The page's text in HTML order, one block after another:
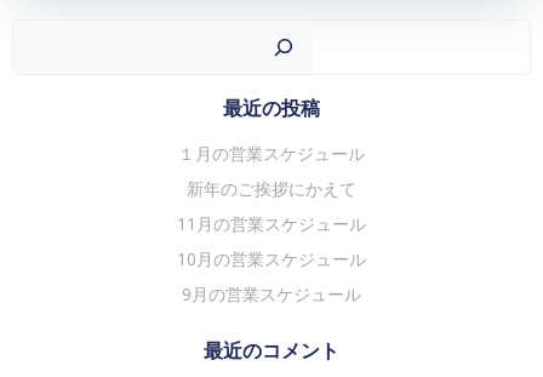
ゲ
シ
ョ
ン
最近の投稿
１月の営業スケジュール
新年のご挨拶にかえて
11月の営業スケジュール
10月の営業スケジュール
9月の営業スケジュール
最近のコメント